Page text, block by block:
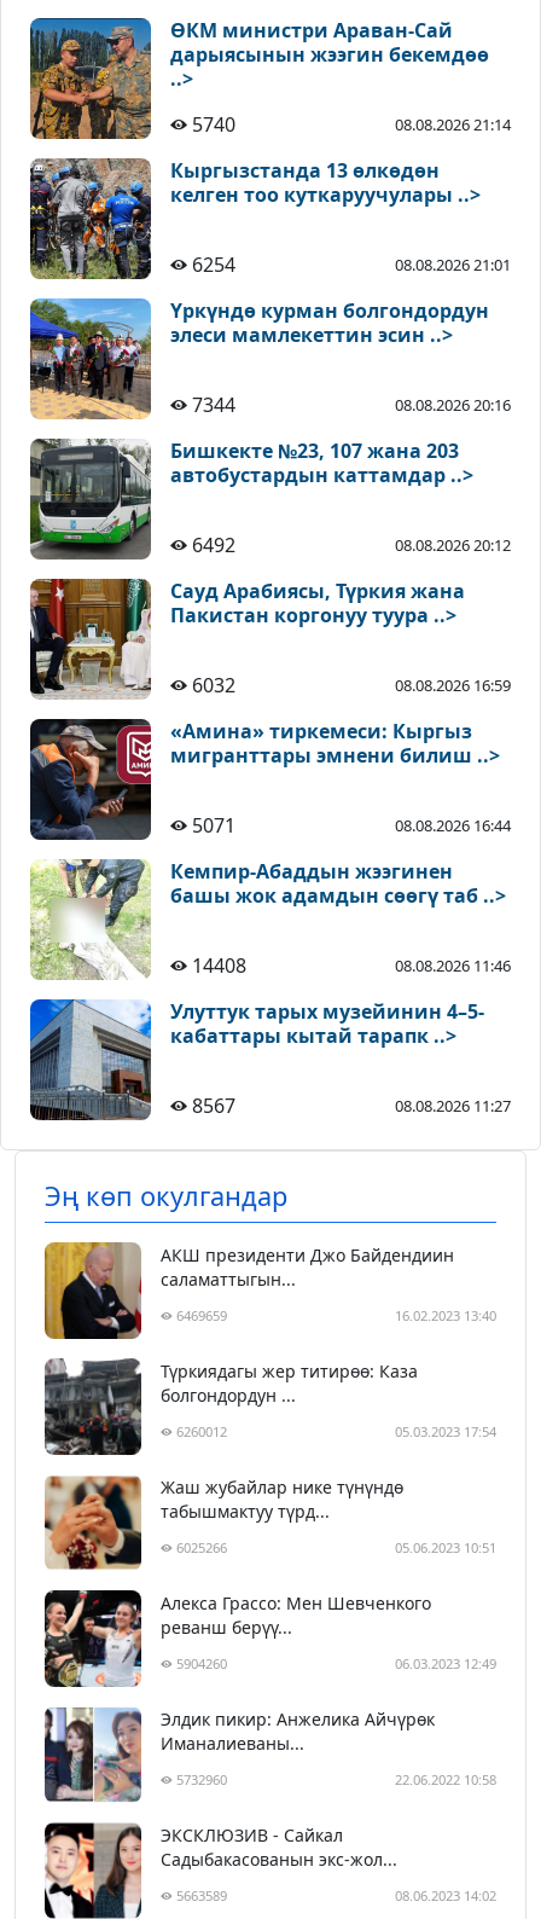
ӨКМ министри Араван-Сай
дарыясынын жээгин бекемдөө
..>
5740
08.08.2026 21:14
Кыргызстанда 13 өлкөдөн
келген тоо куткаруучулары ..>
6254 08.08.2026 21:01
Үркүндө курман болгондордун
элеси мамлекеттин эсин ..>
7344 08.08.2026 20:16
Бишкекте №23, 107 жана 203
автобустардын каттамдар ..>
6492 08.08.2026 20:12
Сауд Арабиясы, Түркия жана
Пакистан коргонуу туура ..>
6032 08.08.2026 16:59
«Амина» тиркемеси: Кыргыз
мигранттары эмнени билиш ..>
5071 08.08.2026 16:44
Кемпир-Абаддын жээгинен
башы жок адамдын сөөгү таб ..>
14408 08.08.2026 11:46
Улуттук тарых музейинин 4–5-
кабаттары кытай тарапк ..>
8567 08.08.2026 11:27
Эң көп окулгандар
АКШ президенти Джо Байдендиин
саламаттыгын...
6469659 16.02.2023 13:40
Түркиядагы жер титирөө: Каза
болгондордун ...
6260012 05.03.2023 17:54
Жаш жубайлар нике түнүндө
табышмактуу түрд...
6025266 05.06.2023 10:51
Алекса Грассо: Мен Шевченкого
реванш берүү...
5904260 06.03.2023 12:49
Элдик пикир: Анжелика Айчүрөк
Иманалиеваны...
5732960 22.06.2022 10:58
ЭКСКЛЮЗИВ - Сайкал
Садыбакасованын экс-жол...
5663589 08.06.2023 14:02